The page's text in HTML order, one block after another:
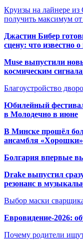
Круизы на лайнере из
получить максимум
Джастин Бибер
сцену: что известно
Muse выпустили
космическим
Благоустройство
Юбилейный
в Молодечно в июне
В Минске прошёл
ансамбля «Хорошки»
Болгария впервые
Drake выпустил
резонанс в
Выбор маски
Евровидение-2026:
Почему родители